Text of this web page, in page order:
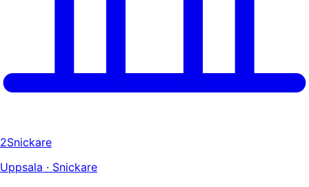
2Snickare
Uppsala · Snickare